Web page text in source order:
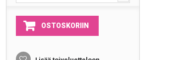
OSTOSKORIIN